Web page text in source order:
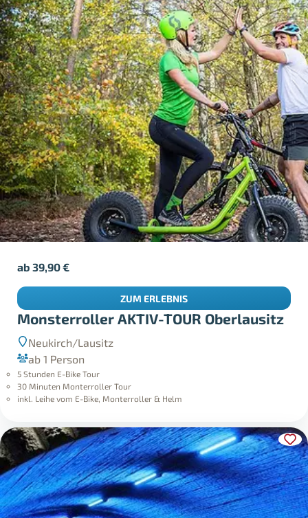
Monsterroller AKTIV-TOUR Oberlausitz
Neukirch/Lausitz
ab 1 Person
5 Stunden E-Bike Tour
30 Minuten Monterroller Tour
inkl. Leihe vom E-Bike, Monterroller & Helm
ab39,90€
ZUM ERLEBNIS